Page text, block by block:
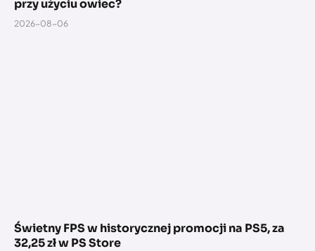
przy użyciu owiec?
2026-08-06
Świetny FPS w historycznej promocji na PS5, za
32,25 zł w PS Store